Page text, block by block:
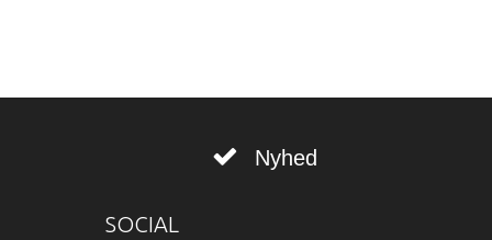
Nyhed
SOCIAL